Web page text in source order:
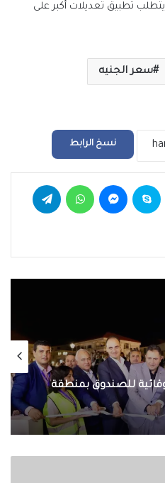
تطبيق تعديلات أكبر على
سعر الجنيه
نسخ الرابط
بينتيريست سكايب ماسنجر واتساب
للصندوق بمنطقة